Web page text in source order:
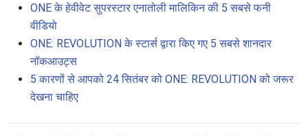
ONE के हेवीवेट सुपरस्टार एनातोली मालिकिन की 5 सबसे फनी
वीडियो
ONE: REVOLUTION के स्टार्स द्वारा किए गए 5 सबसे शानदार
नॉकआउट्स
5 कारणों से आपको 24 सितंबर को ONE: REVOLUTION को जरूर
देखना चाहिए